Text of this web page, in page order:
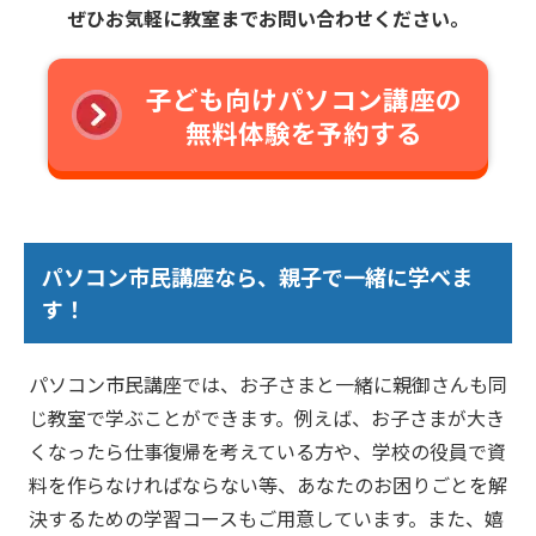
ぜひお気軽に教室までお問い合わせください。
子ども向けパソコン講座の
無料体験を予約する
パソコン市民講座なら、親子で一緒に学べま
す！
パソコン市民講座では、お子さまと一緒に親御さんも同
じ教室で学ぶことができます。例えば、お子さまが大き
くなったら仕事復帰を考えている方や、学校の役員で資
料を作らなければならない等、あなたのお困りごとを解
決するための学習コースもご用意しています。また、嬉